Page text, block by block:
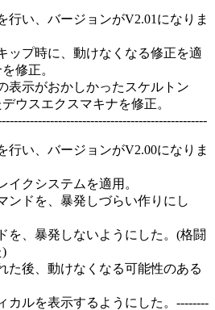
行い、バージョンがV2.01になりま
ップ時に、動けなくなる修正を適
修正。
表示がおかしかったスケルトン
ウスエクスマキナを修正。
行い、バージョンがV2.00になりま
イクシステムを適用。
ンドを、暴発しづらい作りにし
を、暴発しないようにした。(格闘
)
た後、動けなくなる可能性のある
カルを表示するようにした。--------